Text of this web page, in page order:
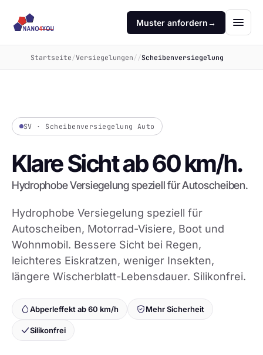
Muster anfordern→
Startseite /Versiegelungen / /Scheibenversiegelung
SV · Scheibenversiegelung Auto
Klare Sicht ab 60 km/h.
Hydrophobe Versiegelung speziell für Autoscheiben.
Hydrophobe Versiegelung speziell für
Autoscheiben, Motorrad-Visiere, Boot und
Wohnmobil. Bessere Sicht bei Regen,
leichteres Eiskratzen, weniger Insekten,
längere Wischerblatt-Lebensdauer. Silikonfrei.
Abperleffekt ab 60 km/h Mehr Sicherheit
Silikonfrei